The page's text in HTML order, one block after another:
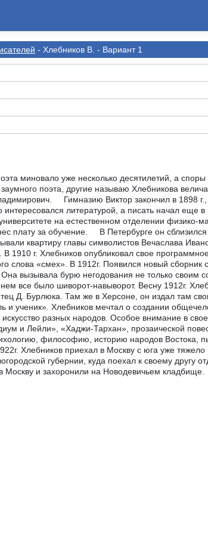
- Хлебников В. - Вариант 1
миновало уже несколько десятилетий, а споры
поэта, другие называю Хлебникова
Гимназию Виктор закончил в 1898 г.,
интересовался литературой, а писать начал
на естественном отделении физико-
плату за обучение. В Петербурге он
квартиру главы символистов Вечаслава
В 1910 г. Хлебников опубликовал свое
слова «смех». В 1912г. Появился новый
вызывала бурю негодования не только своим
все было шиворот-навыворот. Весну 1912г.
Д. Бурлюка. Там же в Херсоне, он издал там
и ученик». Хлебников мечтал о создании
разных народов. Особое внимание в
и Лейли», «Хаджи-Тархан», прозаической
философию, историю народов Востока,
Хлебников приехал в Москву с юга уже
губернии, куда поехал к своему другу
Москву и захоронили на Новодевичьем кладбище.